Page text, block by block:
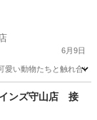
6月9日
物たちと触れ合いな
インズ守山店 接